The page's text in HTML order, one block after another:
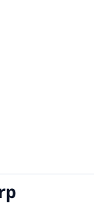
de galerij in vergrote